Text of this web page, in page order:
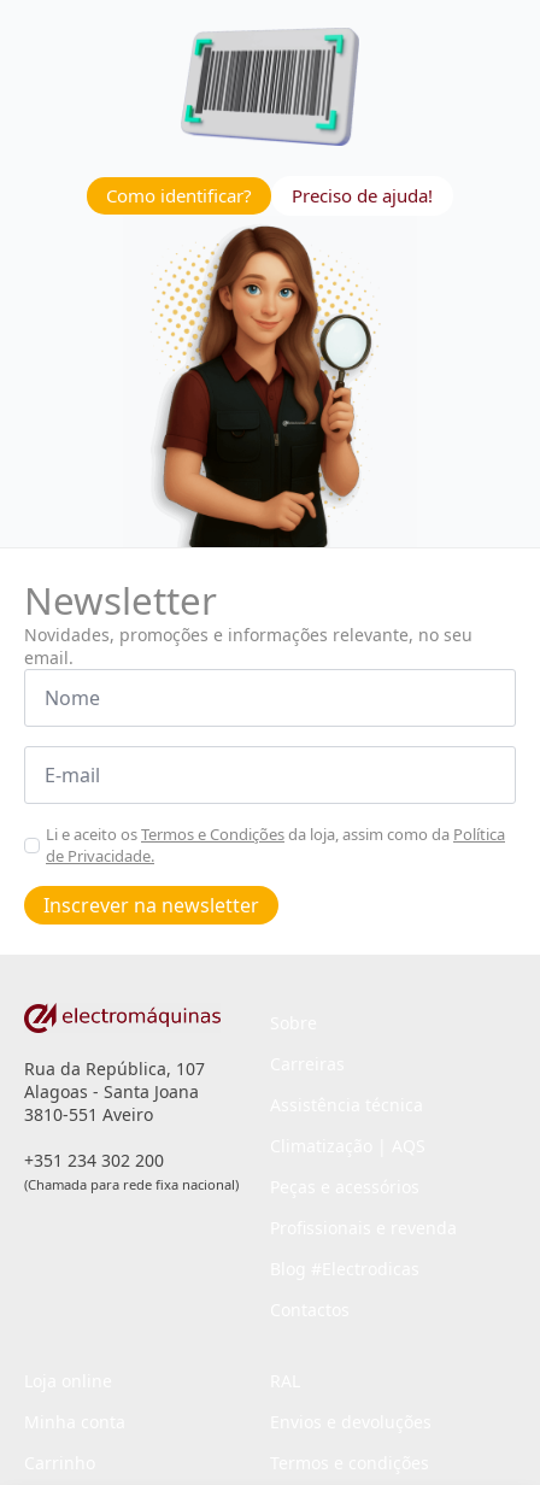
Como identificar? Preciso de ajuda!
Newsletter
Novidades, promoções e informações relevante, no seu
email.
Nome
Email
Aceitar
Poiticas
de
privacidade
Li e aceito osTermos e Condiçõesda loja, assim como da Política
de Privacidade.
Inscrever na newsletter
Rua da República, 107
Alagoas - Santa Joana
3810-551 Aveiro
+351 234 302 200
(Chamada para rede fixa nacional)